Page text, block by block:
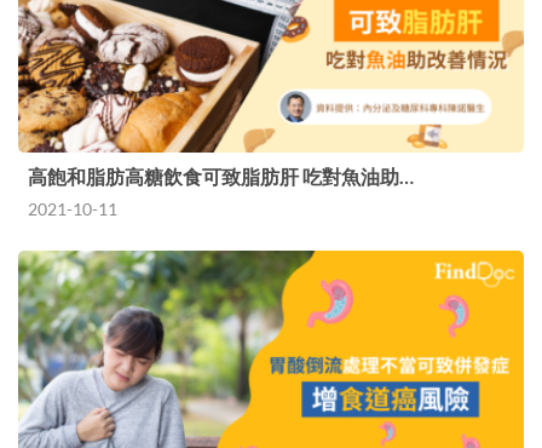
高飽和脂肪高糖飲食可致脂肪肝 吃對魚油助…
2021-10-11